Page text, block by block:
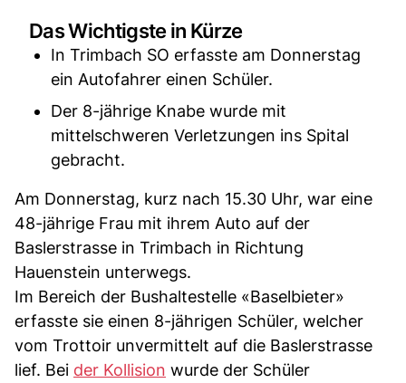
Das Wichtigste in Kürze
In Trimbach SO erfasste am Donnerstag
ein Autofahrer einen Schüler.
Der 8-jährige Knabe wurde mit
mittelschweren Verletzungen ins Spital
gebracht.
Am Donnerstag, kurz nach 15.30 Uhr, war eine
48-jährige Frau mit ihrem Auto auf der
Baslerstrasse in Trimbach in Richtung
Hauenstein unterwegs.
Im Bereich der Bushaltestelle «Baselbieter»
erfasste sie einen 8-jährigen Schüler, welcher
vom Trottoir unvermittelt auf die Baslerstrasse
lief. Bei der Kollision wurde der Schüler